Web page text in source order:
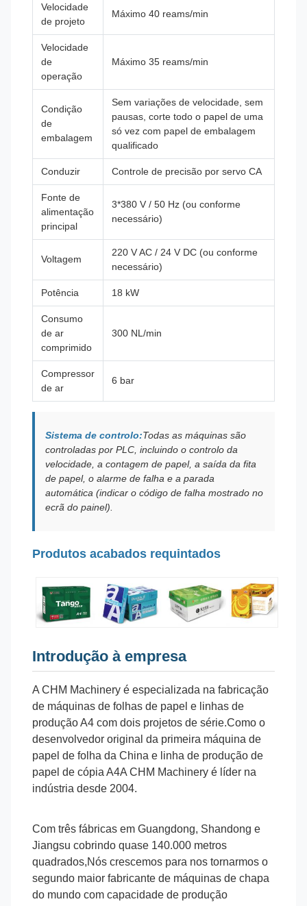
Velocidade
de projeto
Máximo 40 reams/min
Velocidade
de
operação
Máximo 35 reams/min
Condição
de
embalagem
Sem variações de velocidade, sem
pausas, corte todo o papel de uma
só vez com papel de embalagem
qualificado
Conduzir Controle de precisão por servo CA
Fonte de
alimentação
principal
3*380 V / 50 Hz (ou conforme
necessário)
Voltagem
220 V AC / 24 V DC (ou conforme
necessário)
Potência 18 kW
Consumo
de ar
comprimido
300 NL/min
Compressor
de ar
6 bar
Sistema de controlo:Todas as máquinas são
controladas por PLC, incluindo o controlo da
velocidade, a contagem de papel, a saída da fita
de papel, o alarme de falha e a parada
automática (indicar o código de falha mostrado no
ecrã do painel).
Produtos acabados requintados
Introdução à empresa
A CHM Machinery é especializada na fabricação
de máquinas de folhas de papel e linhas de
produção A4 com dois projetos de série.Como o
desenvolvedor original da primeira máquina de
papel de folha da China e linha de produção de
papel de cópia A4A CHM Machinery é líder na
indústria desde 2004.
Com três fábricas em Guangdong, Shandong e
Jiangsu cobrindo quase 140.000 metros
quadrados,Nós crescemos para nos tornarmos o
segundo maior fabricante de máquinas de chapa
do mundo com capacidade de produção